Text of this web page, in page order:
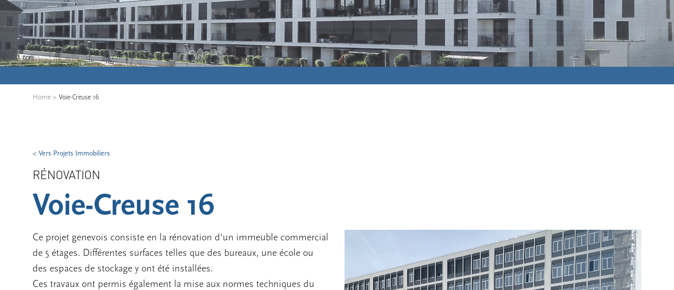
Home > Voie-Creuse 16
< Vers Projets Immobiliers
RÉNOVATION
Voie-Creuse 16
Ce projet genevois consiste en la rénovation d’un immeuble commercial
de 5 étages. Différentes surfaces telles que des bureaux, une école ou
des espaces de stockage y ont été installées.
Ces travaux ont permis également la mise aux normes techniques du